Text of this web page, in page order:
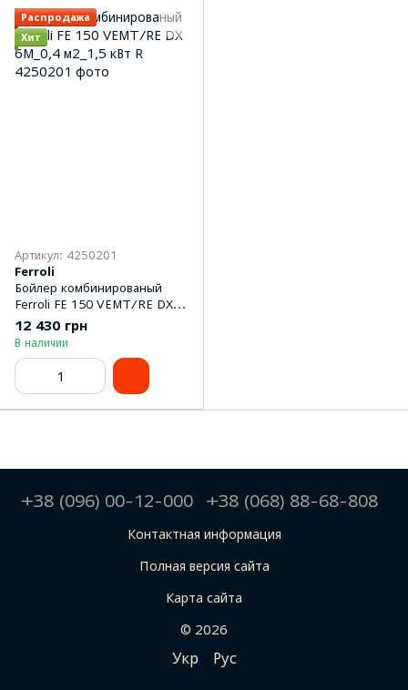
Распродажа
Хит
Артикул: 4250201
Ferroli
Бойлер комбинированый
Ferroli FE 150 VEMT/RE DX
6М_0,4 м2_1,5 кВт R
12 430 грн
В наличии
+38 (096) 00-12-000 +38 (068) 88-68-808
Контактная информация
Полная версия сайта
Карта сайта
© 2026
Укр Рус